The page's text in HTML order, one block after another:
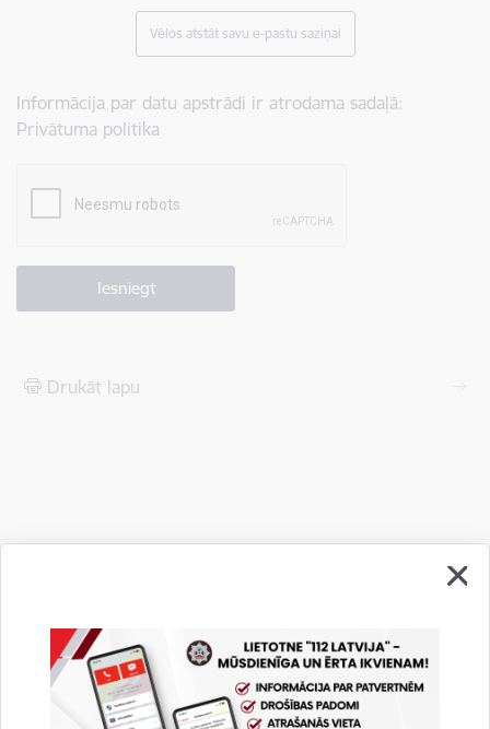
Vēlos atstāt savu e-pastu saziņai
Informācija par datu apstrādi ir atrodama sadaļā:
Privātuma politika
Drukāt lapu